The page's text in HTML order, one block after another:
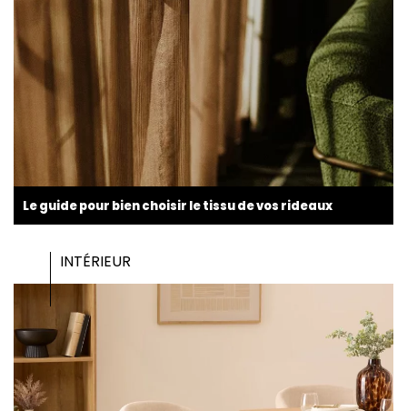
Le guide pour bien choisir le tissu de vos rideaux
INTÉRIEUR